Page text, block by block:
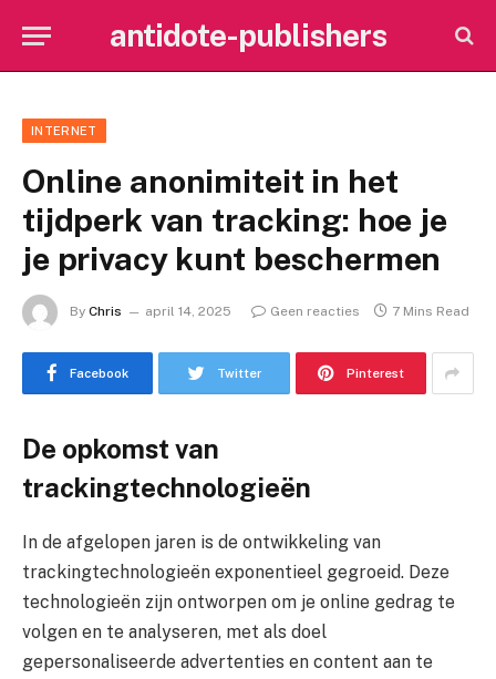
antidote-publishers
INTERNET
Online anonimiteit in het
tijdperk van tracking: hoe je
je privacy kunt beschermen
By Chris april 14, 2025 Geen reacties 7 Mins Read
Facebook Twitter Pinterest
De opkomst van
trackingtechnologieën
In de afgelopen jaren is de ontwikkeling van
trackingtechnologieën exponentieel gegroeid. Deze
technologieën zijn ontworpen om je online gedrag te
volgen en te analyseren, met als doel
gepersonaliseerde advertenties en content aan te